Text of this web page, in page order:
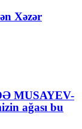
Xəzər
MUSAYEV-
ağası bu